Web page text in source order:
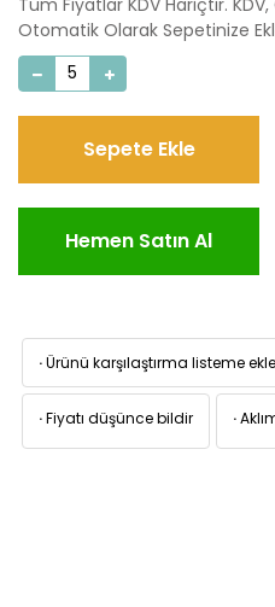
Otomatik Olarak Sepetinize
Sepete Ekle
Hemen Satın Al
·Ürünü karşılaştırma listeme ekle
·Fiyatı düşünce bildir ·